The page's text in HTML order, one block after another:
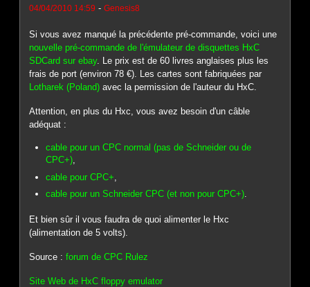
04/04/2010 14:59 -Genesis8
Si vous avez manqué la précédente pré-commande, voici une
nouvelle pré-commande de l'émulateur de disquettes HxC
SDCard sur ebay. Le prix est de 60 livres anglaises plus les
frais de port (environ 78 €). Les cartes sont fabriquées par
Lotharek (Poland) avec la permission de l'auteur du HxC.
Attention, en plus du Hxc, vous avez besoin d'un câble
adéquat :
cable pour un CPC normal (pas de Schneider ou de
CPC+),
cable pour CPC+
cable pour un Schneider CPC (et non pour CPC+).
Et bien sûr il vous faudra de quoi alimenter le Hxc
(alimentation de 5 volts).
Source :forum de CPC Rulez
Site Web de HxC floppy emulator